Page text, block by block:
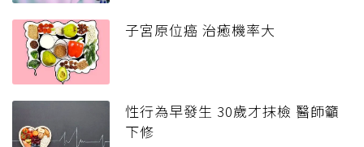
子宮原位癌 治癒機率大
性行為早發生 30歲才抹檢 醫師籲
下修